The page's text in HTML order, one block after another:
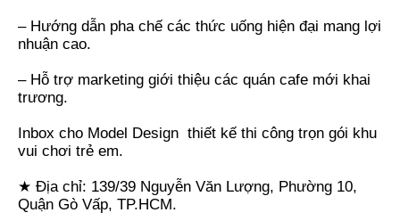
– Hướng dẫn pha chế các thức uống hiện đại mang lợi
nhuận cao.
– Hỗ trợ marketing giới thiệu các quán cafe mới khai
trương.
Inbox cho Model Design thiết kế thi công trọn gói khu
vui chơi trẻ em.
★ Địa chỉ: 139/39 Nguyễn Văn Lượng, Phường 10,
Quận Gò Vấp, TP.HCM.